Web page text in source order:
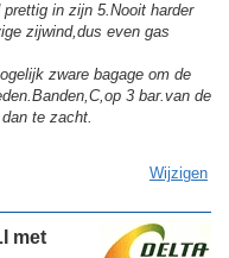
in zijn 5.Nooit harder
zijwind,dus even gas
zware bagage om de
3 bar.van de
te zacht.
Wijzigen
met